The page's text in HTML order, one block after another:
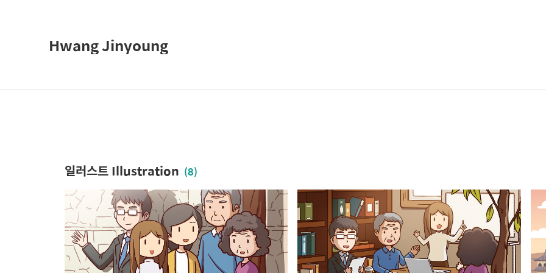
Hwang Jinyoung
일러스트 Illustration (8)